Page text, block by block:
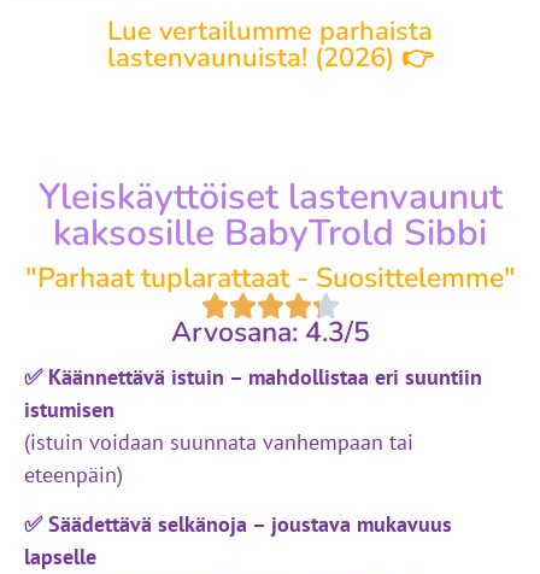
Lue vertailumme parhaista
lastenvaunuista! (2026) 👉
Yleiskäyttöiset lastenvaunut
kaksosille BabyTrold Sibbi
"Parhaat tuplarattaat - Suosittelemme"
Arvosana: 4.3/5
✅ Käännettävä istuin – mahdollistaa eri suuntiin
istumisen
(istuin voidaan suunnata vanhempaan tai
eteenpäin)
✅ Säädettävä selkänoja – joustava mukavuus
lapselle